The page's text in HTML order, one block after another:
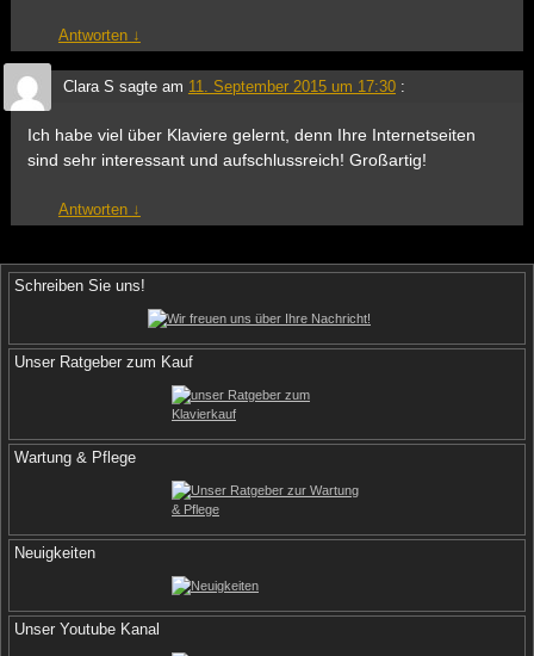
Antworten ↓
Clara S sagte am 11. September 2015 um 17:30 :
Ich habe viel über Klaviere gelernt, denn Ihre Internetseiten
sind sehr interessant und aufschlussreich! Großartig!
Antworten ↓
Schreiben Sie uns!
Unser Ratgeber zum Kauf
Wartung & Pflege
Neuigkeiten
Unser Youtube Kanal